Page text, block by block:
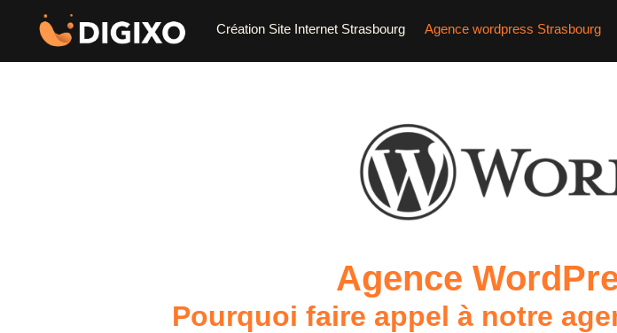
Création Site Internet Strasbourg Agence wordpress Strasbourg
Agence
Pourquoi faire appel à notre